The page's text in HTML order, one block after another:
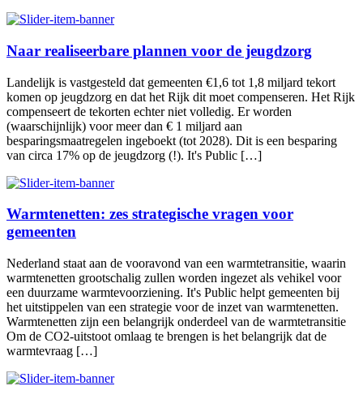
Naar realiseerbare plannen voor de jeugdzorg
Landelijk is vastgesteld dat gemeenten €1,6 tot 1,8 miljard tekort
komen op jeugdzorg en dat het Rijk dit moet compenseren. Het Rijk
compenseert de tekorten echter niet volledig. Er worden
(waarschijnlijk) voor meer dan € 1 miljard aan
besparingsmaatregelen ingeboekt (tot 2028). Dit is een besparing
van circa 17% op de jeugdzorg (!). It's Public […]
Warmtenetten: zes strategische vragen voor
gemeenten
Nederland staat aan de vooravond van een warmtetransitie, waarin
warmtenetten grootschalig zullen worden ingezet als vehikel voor
een duurzame warmtevoorziening. It's Public helpt gemeenten bij
het uitstippelen van een strategie voor de inzet van warmtenetten.
Warmtenetten zijn een belangrijk onderdeel van de warmtetransitie
Om de CO2-uitstoot omlaag te brengen is het belangrijk dat de
warmtevraag […]